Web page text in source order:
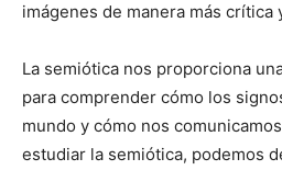
imágenes de manera más crítica
La semiótica nos proporciona
para comprender cómo los
mundo y cómo nos
estudiar la semiótica, podemos